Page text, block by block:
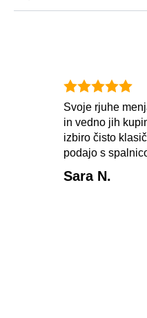
Svoje rjuhe
in vedno jih
izbiro čisto
podajo s
Sara N.